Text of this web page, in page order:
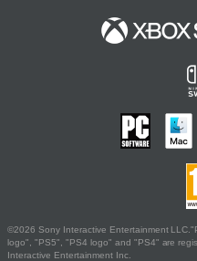
©2026 Sony Interactive Entertainment
logo", "PS5", "PS4 logo" and "PS4" are
Interactive Entertainment Inc.